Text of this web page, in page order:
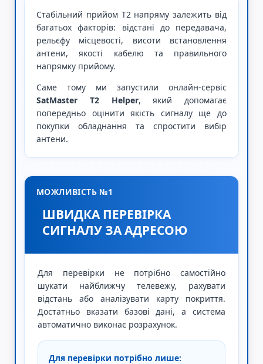
Стабільний прийом Т2 напряму залежить від
багатьох факторів: відстані до передавача,
рельєфу місцевості, висоти встановлення
антени, якості кабелю та правильного
напрямку прийому.
Саме тому ми запустили онлайн-сервіс
SatMaster T2 Helper, який допомагає
попередньо оцінити якість сигналу ще до
покупки обладнання та спростити вибір
антени.
МОЖЛИВІСТЬ №1
ШВИДКА ПЕРЕВІРКА
СИГНАЛУ ЗА АДРЕСОЮ
Для перевірки не потрібно самостійно
шукати найближчу телевежу, рахувати
відстань або аналізувати карту покриття.
Достатньо вказати базові дані, а система
автоматично виконає розрахунок.
Для перевірки потрібно лише: